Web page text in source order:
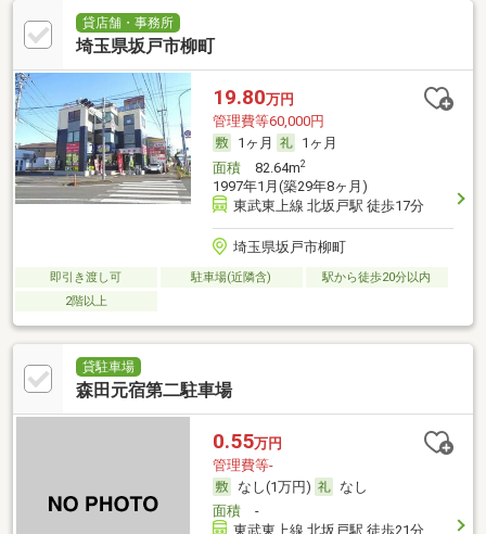
貸店舗・事務所
埼玉県坂戸市柳町
19.80万円
管理費等60,000円
1ヶ月
1ヶ月
面積82.64m2
1997年1月(築29年8ヶ月)
東武東上線 北坂戸駅 徒歩17分
埼玉県坂戸市柳町
即引き渡し可 駐車場(近隣含)
駅から徒歩20分以内
2階以上
貸駐車場
森田元宿第二駐車場
0.55万円
管理費等-
なし(1万円)
なし
面積-
東武東上線 北坂戸駅 徒歩21分